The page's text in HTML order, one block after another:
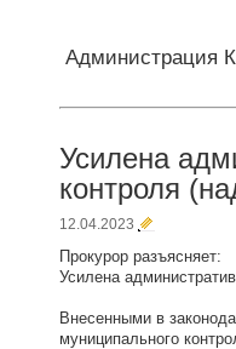
Администрация
Усилена
контроля
12.04.2023
Прокурор разъясняет:
Усилена
Внесенными в
муниципального